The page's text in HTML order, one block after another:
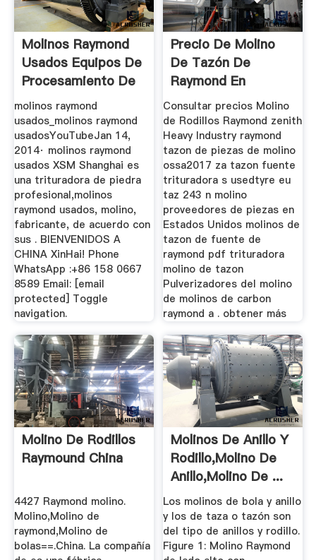
Molinos Raymond
Usados Equipos De
Procesamiento De
...
molinos raymond
usados_molinos raymond
usadosYouTubeJan 14,
2014· molinos raymond
usados XSM Shanghai es
una trituradora de piedra
profesional,molinos
raymond usados, molino,
fabricante, de acuerdo con
sus . BIENVENIDOS A
CHINA XinHai! Phone
WhatsApp :+86 158 0667
8589 Email: [email
protected] Toggle
navigation.
Precio De Molino
De Tazón De
Raymond En
Estados Unidos
Consultar precios Molino
de Rodillos Raymond zenith
Heavy Industry raymond
tazon de piezas de molino
ossa2017 za tazon fuente
trituradora s usedtyre eu
taz 243 n molino
proveedores de piezas en
Estados Unidos molinos de
tazon de fuente de
raymond pdf trituradora
molino de tazon
Pulverizadores del molino
de molinos de carbon
raymond a . obtener más
Molino De Rodillos
Raymound China
4427 Raymond molino.
Molino,Molino de
raymond,Molino de
bolas==.China. La compañía
Molinos De Anillo Y
Rodillo,Molino De
Anillo,Molino De ...
Los molinos de bola y anillo
y los de taza o tazón son
del tipo de anillos y rodillo.
Figure 1: Molino Raymond